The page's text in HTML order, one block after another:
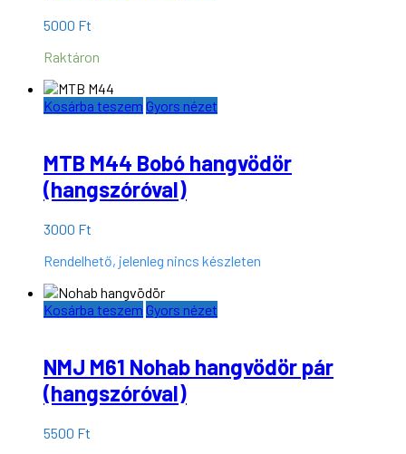
5000 Ft
Raktáron
Kosárba teszem Gyors nézet
MTB M44 Bobó hangvödör
(hangszóróval)
3000 Ft
Rendelhető, jelenleg nincs készleten
Kosárba teszem Gyors nézet
NMJ M61 Nohab hangvödör pár
(hangszóróval)
5500 Ft